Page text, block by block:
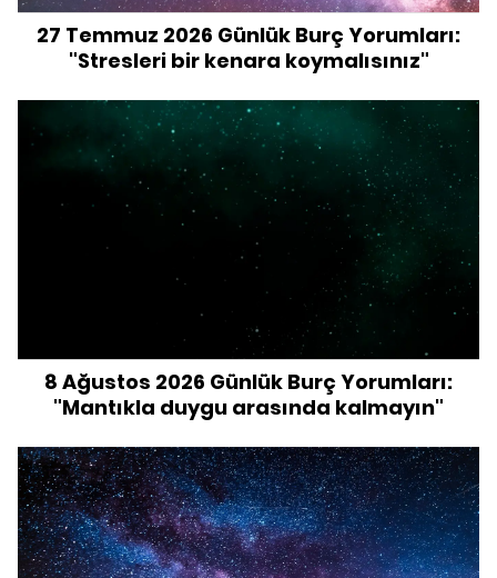
27 Temmuz 2026 Günlük Burç Yorumları:
"Stresleri bir kenara koymalısınız"
8 Ağustos 2026 Günlük Burç Yorumları:
"Mantıkla duygu arasında kalmayın"